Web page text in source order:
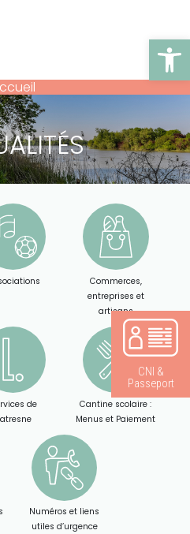
Commerces,
entreprises et
artisans
de
Cantine scolaire :
Menus et Paiement
Numéros et liens
utiles d’urgence
CNI &
Passeport